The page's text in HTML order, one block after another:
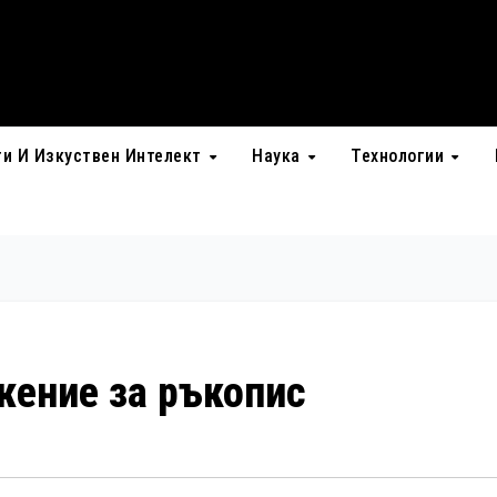
И Изкуствен Интелект Наука Технологии
за ръкопис